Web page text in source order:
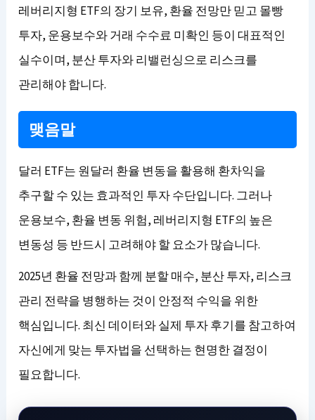
레버리지형 ETF의 장기 보유, 환율 전망만 믿고 몰빵
투자, 운용보수와 거래 수수료 미확인 등이 대표적인
실수이며, 분산 투자와 리밸런싱으로 리스크를
관리해야 합니다.
맺음말
달러 ETF는 원달러 환율 변동을 활용해 환차익을
추구할 수 있는 효과적인 투자 수단입니다. 그러나
운용보수, 환율 변동 위험, 레버리지형 ETF의 높은
변동성 등 반드시 고려해야 할 요소가 많습니다.
2025년 환율 전망과 함께 분할 매수, 분산 투자, 리스크
관리 전략을 병행하는 것이 안정적 수익을 위한
핵심입니다. 최신 데이터와 실제 투자 후기를 참고하여
자신에게 맞는 투자법을 선택하는 현명한 결정이
필요합니다.